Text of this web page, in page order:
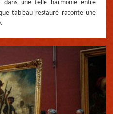
dans une telle harmonie entre
tableau restauré raconte une